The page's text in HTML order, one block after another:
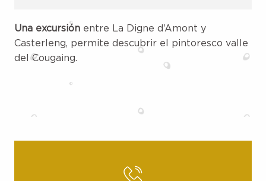
Una excursión entre La Digne d’Amont y
Casterleng, permite descubrir el pintoresco valle
del Cougaing.